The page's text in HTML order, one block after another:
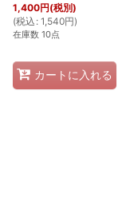
1,400円(税別)
(税込 : 1,540円)
在庫数 10点
カートに入れる